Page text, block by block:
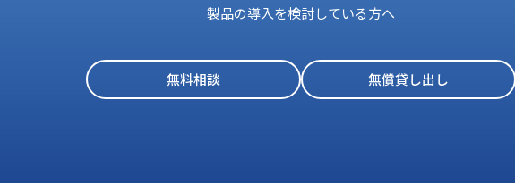
製品の導入を検討している方へ
無料相談 無償貸し出し